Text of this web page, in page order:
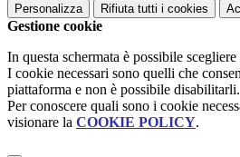
Personalizza Rifiuta tutti i cookies
Gestione cookie
In questa schermata è possibile
I cookie necessari sono quelli che
piattaforma e non è possibile disabilitarli.
Per conoscere quali sono i cookie
visionare la COOKIE POLICY.